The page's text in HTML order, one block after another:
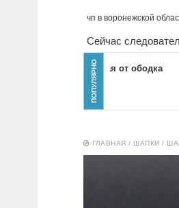
чп в воронежской
Сейчас
ПОПУЛЯРНО
Шапочка вязаная от ободка
ГЛАВНАЯ / ШАПКИ /